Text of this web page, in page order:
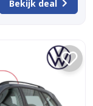
Bekijk deal